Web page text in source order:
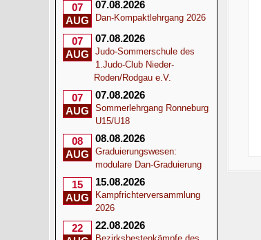
07
AUG
07.08.2026
Dan-Kompaktlehrgang 2026
07
AUG
07.08.2026
Judo-Sommerschule des
1.Judo-Club Nieder-
Roden/Rodgau e.V.
07
AUG
07.08.2026
Sommerlehrgang Ronneburg
U15/U18
08
AUG
08.08.2026
Graduierungswesen:
modulare Dan-Graduierung
15
AUG
15.08.2026
Kampfrichterversammlung
2026
22
22.08.2026